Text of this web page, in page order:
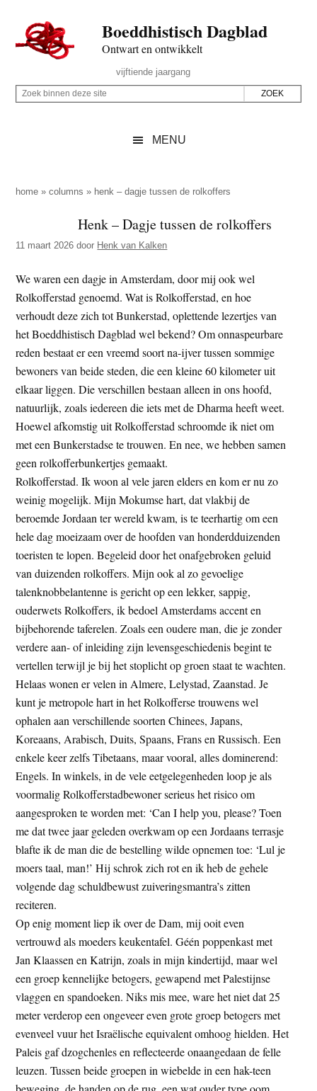
naar
de
inhoud
secondary
naar
de
sidebar
naar
de
Boeddhistisch Dagblad
Ontwart en ontwikkelt
Rechts
vijftiende jaargang
Z
p
z
e
s
i
t
e
Z
i
e
d
e
z
e
s
i
t
e
MENU
home »columns » henk – dagje tussen de rolkoffers
Henk – Dagje tussen de rolkoffers
11 maart 2026 door Henk van Kalken
We waren een dagje in Amsterdam, door mij ook wel
Rolkofferstad genoemd. Wat is Rolkofferstad, en hoe
verhoudt deze zich tot Bunkerstad, oplettende lezertjes van
het Boeddhistisch Dagblad wel bekend? Om onnaspeurbare
reden bestaat er een vreemd soort na-ijver tussen sommige
bewoners van beide steden, die een kleine 60 kilometer uit
elkaar liggen. Die verschillen bestaan alleen in ons hoofd,
natuurlijk, zoals iedereen die iets met de Dharma heeft weet.
Hoewel afkomstig uit Rolkofferstad schroomde ik niet om
met een Bunkerstadse te trouwen. En nee, we hebben samen
geen rolkofferbunkertjes gemaakt.
Rolkofferstad. Ik woon al vele jaren elders en kom er nu zo
weinig mogelijk. Mijn Mokumse hart, dat vlakbij de
beroemde Jordaan ter wereld kwam, is te teerhartig om een
hele dag moeizaam over de hoofden van honderdduizenden
toeristen te lopen. Begeleid door het onafgebroken geluid
van duizenden rolkoffers. Mijn ook al zo gevoelige
talenknobbelantenne is gericht op een lekker, sappig,
ouderwets Rolkoffers, ik bedoel Amsterdams accent en
bijbehorende taferelen. Zoals een oudere man, die je zonder
verdere aan- of inleiding zijn levensgeschiedenis begint te
vertellen terwijl je bij het stoplicht op groen staat te wachten.
Helaas wonen er velen in Almere, Lelystad, Zaanstad. Je
kunt je metropole hart in het Rolkofferse trouwens wel
ophalen aan verschillende soorten Chinees, Japans,
Koreaans, Arabisch, Duits, Spaans, Frans en Russisch. Een
enkele keer zelfs Tibetaans, maar vooral, alles dominerend:
Engels. In winkels, in de vele eetgelegenheden loop je als
voormalig Rolkofferstadbewoner serieus het risico om
aangesproken te worden met: ‘Can I help you, please? Toen
me dat twee jaar geleden overkwam op een Jordaans terrasje
blafte ik de man die de bestelling wilde opnemen toe: ‘Lul je
moers taal, man!’ Hij schrok zich rot en ik heb de gehele
volgende dag schuldbewust zuiveringsmantra’s zitten
reciteren.
Op enig moment liep ik over de Dam, mij ooit even
vertrouwd als moeders keukentafel. Géén poppenkast met
Jan Klaassen en Katrijn, zoals in mijn kindertijd, maar wel
een groep kennelijke betogers, gewapend met Palestijnse
vlaggen en spandoeken. Niks mis mee, ware het niet dat 25
meter verderop een ongeveer even grote groep betogers met
evenveel vuur het Israëlische equivalent omhoog hielden. Het
Paleis gaf dzogchenles en reflecteerde onaangedaan de felle
leuzen. Tussen beide groepen in wiebelde in een hak-teen